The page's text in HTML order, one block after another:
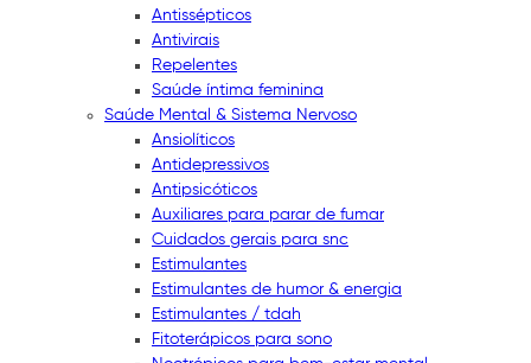
Antissépticos
Antivirais
Repelentes
Saúde íntima feminina
Saúde Mental & Sistema Nervoso
Ansiolíticos
Antidepressivos
Antipsicóticos
Auxiliares para parar de fumar
Cuidados gerais para snc
Estimulantes
Estimulantes de humor & energia
Estimulantes / tdah
Fitoterápicos para sono